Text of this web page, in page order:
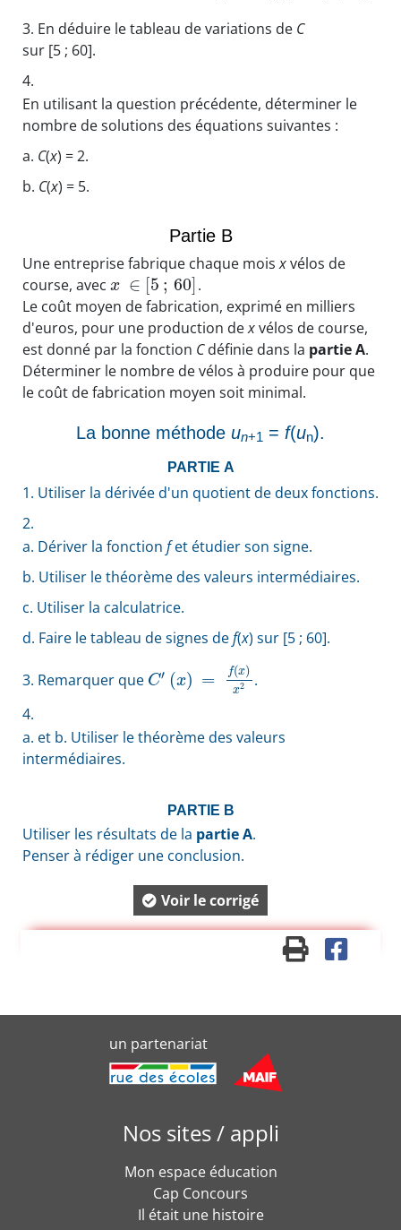
3. En déduire le tableau de variations de C
sur [5 ; 60].
4.
En utilisant la question précédente, déterminer le
nombre de solutions des équations suivantes :
a. C(x) = 2.
b. C(x) = 5.
Partie B
Une entreprise fabrique chaque moisxvélos de
course, avec x ∈ [5 ; 60] .
Le coût moyen de fabrication, exprimé en milliers
d'euros, pour une production dexvélos de course,
est donné par la fonction Cdéfinie dans la partie A.
Déterminer le nombre de vélos à produire pour que
le coût de fabrication moyen soit minimal.
La bonne méthode un+1 = f(un).
PARTIE A
1. Utiliser la dérivée d'un quotient de deux fonctions.
2.
a. Dériver la fonction fet étudier son signe.
b. Utiliser le théorème des valeurs intermédiaires.
c. Utiliser la calculatrice.
d. Faire le tableau de signes def(x) sur [5 ; 60].
3. Remarquer que C′ (x) = f(x)
x2
.
4.
a. et b. Utiliser le théorème des valeurs
intermédiaires.
PARTIE B
Utiliser les résultats de la partie A.
Penser à rédiger une conclusion.
Voir le corrigé
un partenariat
Nos sites / appli
Mon espace éducation
Cap Concours
Il était une histoire